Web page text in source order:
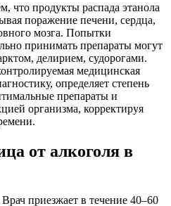
что продукты распада этанола
поражение печени, сердца,
мозга. Попытки
принимать препараты могут
делирием, судорогами.
медицинская
определяет степень
препараты и
организма, корректируя
от алкоголя в
Врач приезжает в течение 40–60